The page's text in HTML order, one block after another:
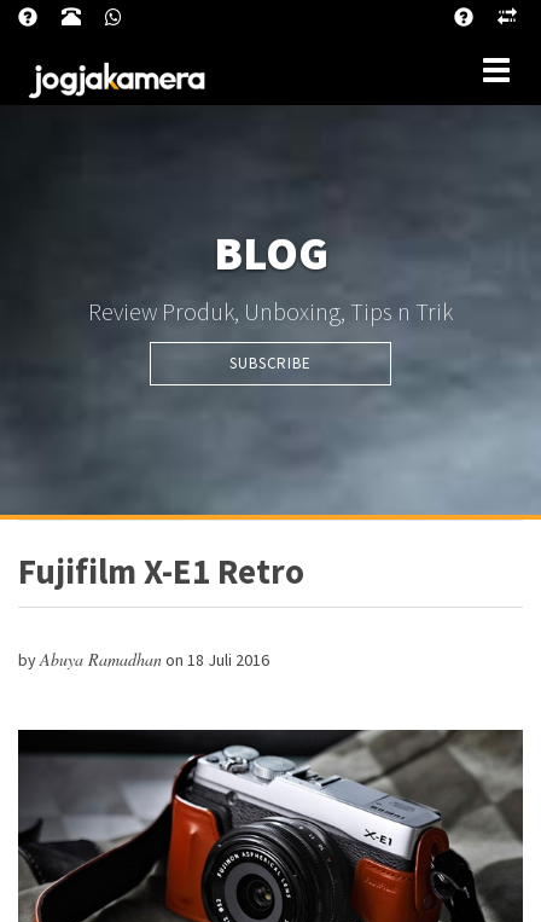
BLOG
Review Produk, Unboxing, Tips n Trik
SUBSCRIBE
Fujifilm X-E1 Retro
byAbuya Ramadhanon 18 Juli 2016